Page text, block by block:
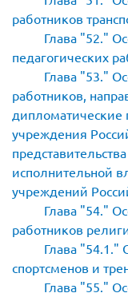
работников
Глава 52.
педагогических
Глава 53.
работников,
дипломатические
учреждения
исполнительной
учреждений
Глава 54.
работников
Глава 54.1.
спортсменов и
Глава 55.